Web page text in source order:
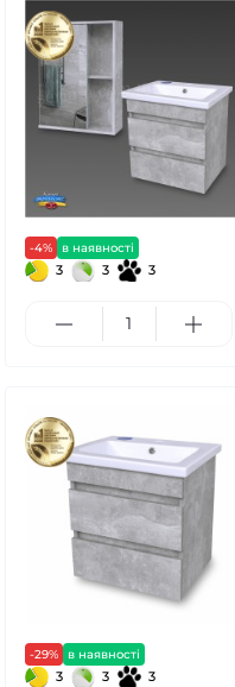
-4% в наявності
3 3 3
-29% в наявності
3 3 3